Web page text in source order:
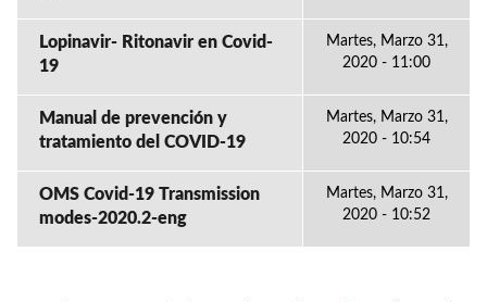
Lopinavir- Ritonavir en Covid-
19
Martes, Marzo 31,
2020 - 11:00
Manual de prevención y
tratamiento del COVID-19
Martes, Marzo 31,
2020 - 10:54
OMS Covid-19 Transmission
modes-2020.2-eng
Martes, Marzo 31,
2020 - 10:52